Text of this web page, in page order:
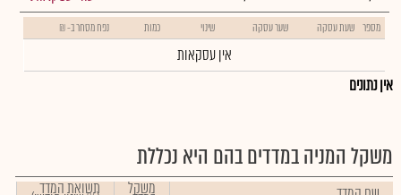
מספר שעת עסקה שער עסקה שינוי כמות נפח מסחר ב- ₪
אין עסקאות
אין נתונים
משקל המניה במדדים בהם היא נכללת
משקל תשואת המדד